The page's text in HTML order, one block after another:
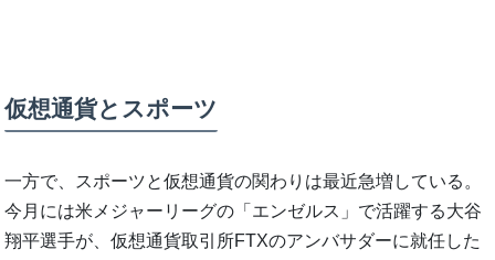
仮想通貨とスポーツ
一方で、スポーツと仮想通貨の関わりは最近急増している。
今月には米メジャーリーグの「エンゼルス」で活躍する大谷
翔平選手が、仮想通貨取引所FTXのアンバサダーに就任した